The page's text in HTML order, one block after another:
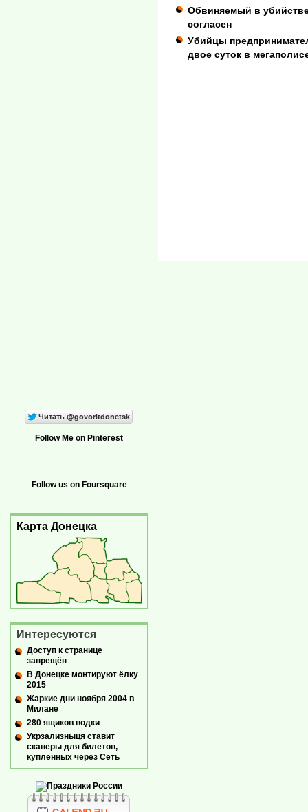
Обвиняемый в
согласен
Убийцы
двое суток в
Follow Me on Pinterest
Follow us on Foursquare
Карта Донецка
Интересуются
Доступ к странице
запрещён
В Донецке монтируют ёлку
2015
Жаркие дни ноября 2004 в
Милане
280 ящиков водки
Укрзализныця ставит
сканеры для билетов,
купленных через Сеть